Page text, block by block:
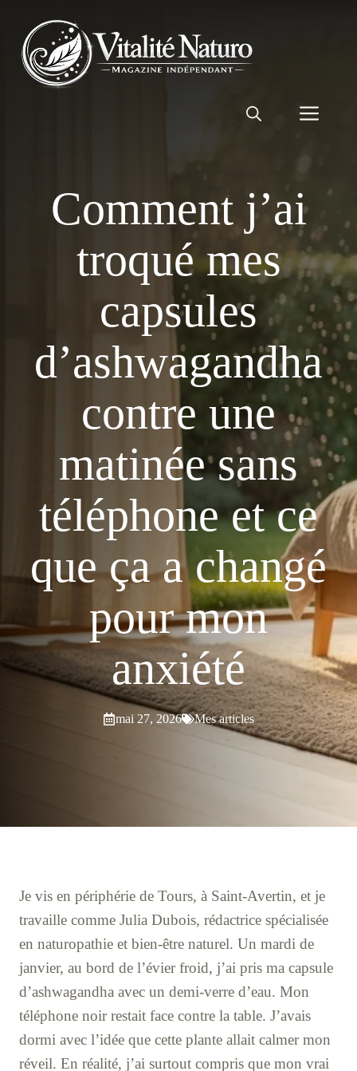
contenu
Comment j’ai
troqué mes
capsules
d’ashwagandha
contre une
matinée sans
téléphone et ce
que ça a changé
pour mon
anxiété
mai 27, 2026 Mes articles
Je vis en périphérie de Tours, à Saint-Avertin, et je
travaille comme Julia Dubois, rédactrice spécialisée
en naturopathie et bien-être naturel. Un mardi de
janvier, au bord de l’évier froid, j’ai pris ma capsule
d’ashwagandha avec un demi-verre d’eau. Mon
téléphone noir restait face contre la table. J’avais
dormi avec l’idée que cette plante allait calmer mon
réveil. En réalité, j’ai surtout compris que mon vrai